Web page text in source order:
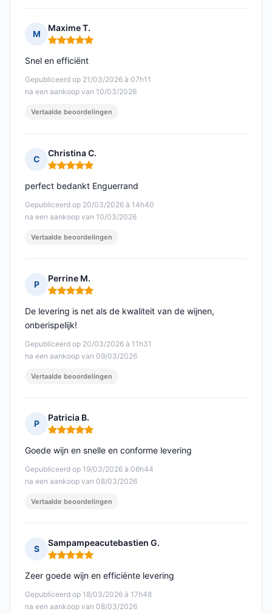
M
Maxime T.
Opmerking: 5 van 5
Gepubliceerd op 21/03/2026 à 07h11
na een aankoop van 10/03/2026
Snel en efficiënt
Vertaalde beoordelingen
C
Christina C.
Opmerking: 5 van 5
Gepubliceerd op 20/03/2026 à 14h40
na een aankoop van 10/03/2026
perfect bedankt Enguerrand
Vertaalde beoordelingen
P
Perrine M.
Opmerking: 5 van 5
Gepubliceerd op 20/03/2026 à 11h31
na een aankoop van 09/03/2026
De levering is net als de kwaliteit van de wijnen,
onberispelijk!
Vertaalde beoordelingen
P
Patricia B.
Opmerking: 5 van 5
Gepubliceerd op 19/03/2026 à 06h44
na een aankoop van 08/03/2026
Goede wijn en snelle en conforme levering
Vertaalde beoordelingen
S
Sampampeacutebastien G.
Opmerking: 5 van 5
Gepubliceerd op 18/03/2026 à 17h48
na een aankoop van 08/03/2026
Zeer goede wijn en efficiënte levering